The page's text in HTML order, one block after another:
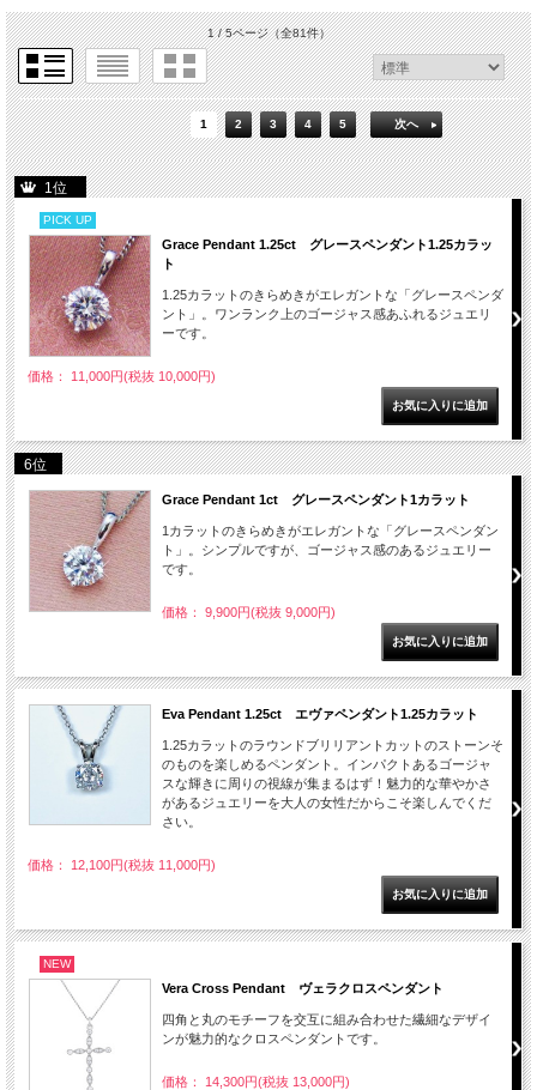
1 / 5ページ（全81件）
1 2 3 4 5 次へ
1位
PICK UP
Grace Pendant 1.25ct グレースペンダント1.25カラッ
ト
1.25カラットのきらめきがエレガントな「グレースペンダ
ント」。ワンランク上のゴージャス感あふれるジュエリ
ーです。
価格： 11,000円(税抜 10,000円)
6位
Grace Pendant 1ct グレースペンダント1カラット
1カラットのきらめきがエレガントな「グレースペンダン
ト」。シンプルですが、ゴージャス感のあるジュエリー
です。
価格： 9,900円(税抜 9,000円)
Eva Pendant 1.25ct エヴァペンダント1.25カラット
1.25カラットのラウンドブリリアントカットのストーンそ
のものを楽しめるペンダント。インパクトあるゴージャ
スな輝きに周りの視線が集まるはず！魅力的な華やかさ
があるジュエリーを大人の女性だからこそ楽しんでくだ
さい。
価格： 12,100円(税抜 11,000円)
NEW
Vera Cross Pendant ヴェラクロスペンダント
四角と丸のモチーフを交互に組み合わせた繊細なデザイ
ンが魅力的なクロスペンダントです。
価格： 14,300円(税抜 13,000円)